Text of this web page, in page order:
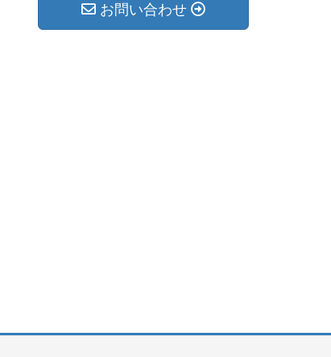
お問い合わせ